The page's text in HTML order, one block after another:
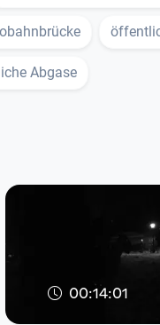
Abgase
00:14:01